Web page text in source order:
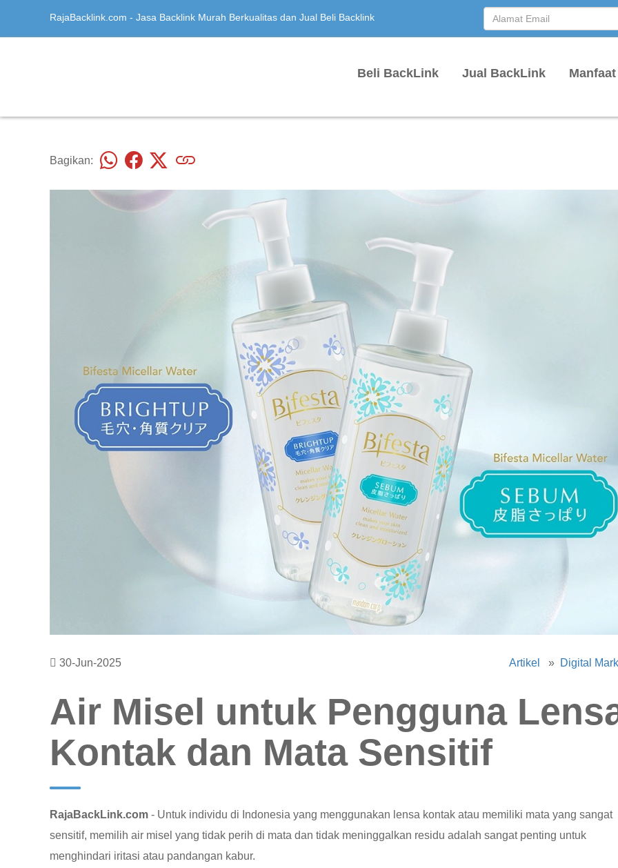
RajaBacklink.com - Jasa Backlink Murah Berkualitas dan Jual Beli Backlink
Beli BackLink Jual BackLink
Bagikan:
30-Jun-2025 Artikel » Digital
Air Misel untuk Pengguna
Kontak dan Mata Sensitif
RajaBackLink.com - Untuk individu di Indonesia yang menggunakan lensa kontak atau memiliki mata yang sangat
sensitif, memilih air misel yang tidak perih di mata dan tidak meninggalkan residu adalah sangat penting untuk
menghindari iritasi atau pandangan kabur.